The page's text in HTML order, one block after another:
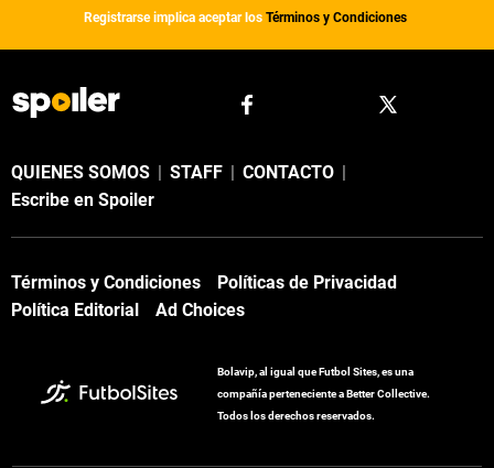
Registrarse implica aceptar los Términos y Condiciones
QUIENES SOMOS | STAFF | CONTACTO |
Escribe en Spoiler
Términos y Condiciones
Políticas de Privacidad
Política Editorial
Ad Choices
Bolavip, al igual que Futbol Sites, es una
compañía perteneciente a Better Collective.
Todos los derechos reservados.